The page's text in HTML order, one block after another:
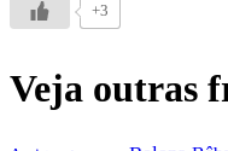
+3
Veja outras